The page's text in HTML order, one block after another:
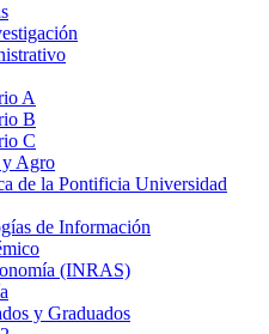
A
B
C
Agro
de la Pontificia Universidad
de Información
(INRAS)
y Graduados